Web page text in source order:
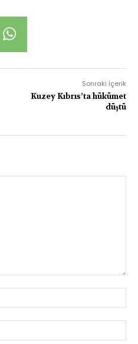
Sonraki İçerik
Kuzey Kıbrıs’ta hükümet
düştü